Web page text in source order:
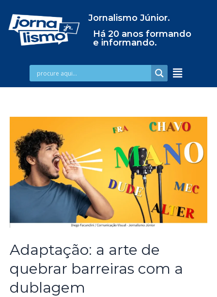
Jornalismo Júnior.
Há 20 anos formando
e informando.
Adaptação: a arte de
quebrar barreiras com a
dublagem